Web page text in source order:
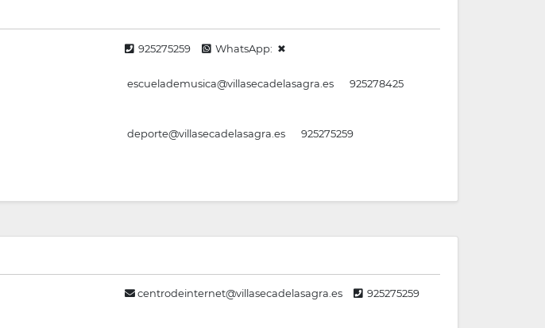
925275259 WhatsApp: ✖
escuelademusica@villasecadelasagra.es
925278425
deporte@villasecadelasagra.es
925275259
centrodeinternet@villasecadelasagra.es
925275259